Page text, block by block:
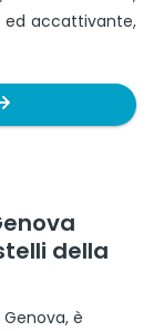
ed accattivante,
della
è